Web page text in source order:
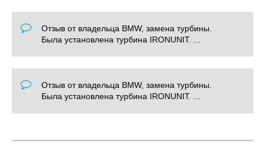
Отзыв от владельца BMW, замена турбины.
Была установлена турбина IRONUNIT. ...
Отзыв от владельца BMW, замена турбины.
Была установлена турбина IRONUNIT. ...